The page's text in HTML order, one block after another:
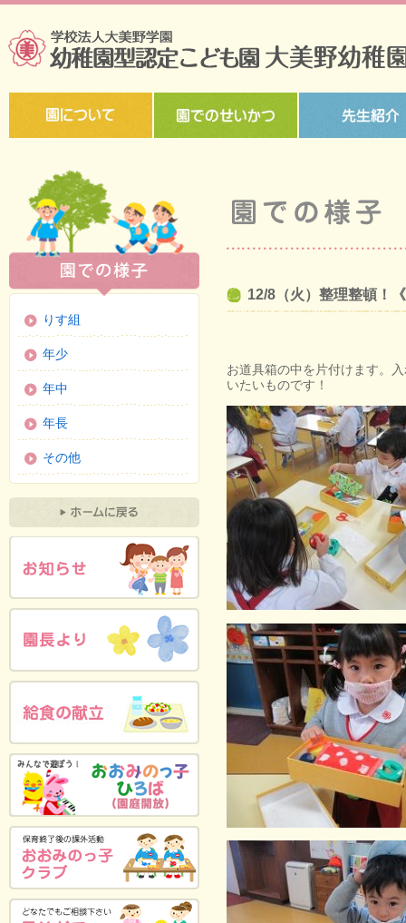
12/8（火）整理整頓！
お道具箱の中を片付けます。
いたいものです！
りす組
年少
年中
年長
その他